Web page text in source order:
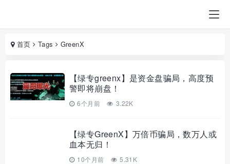
首页 Tags GreenX
【绿专greenx】是资金盘骗局，高度预
警即将崩盘！
6个月前 3.22K
【绿专GreenX】万倍币骗局，数万人或
血本无归！
10个月前 5.31K